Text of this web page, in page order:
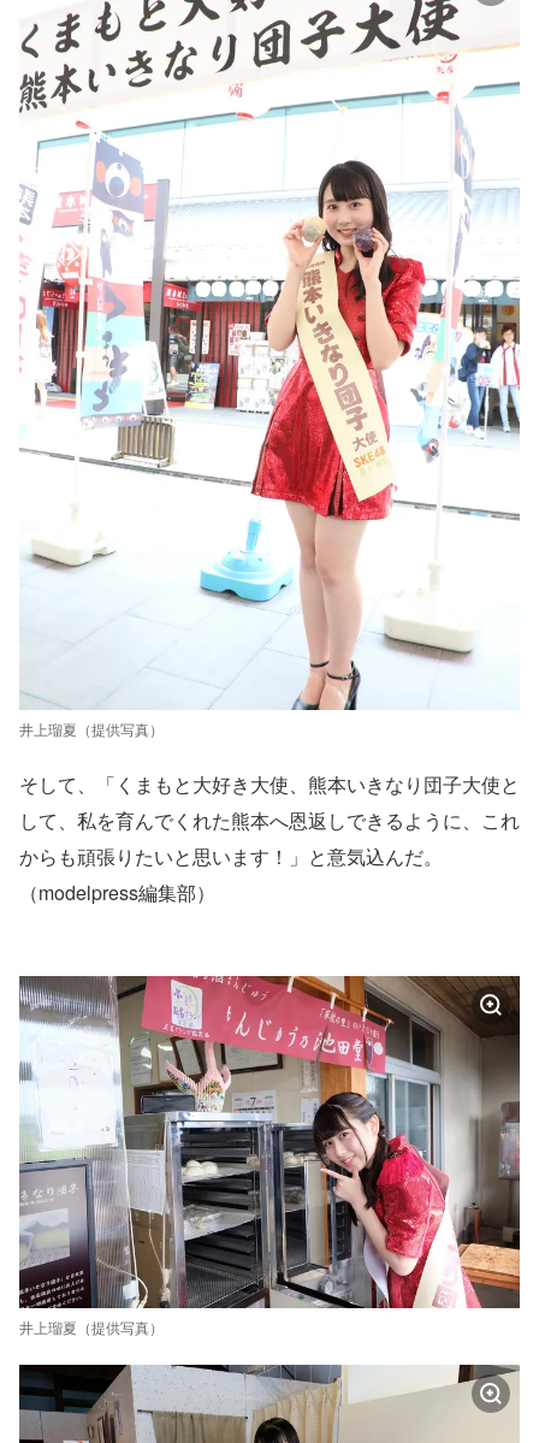
井上瑠夏（提供写真）
そして、「くまもと大好き大使、熊本いきなり団子大使と
して、私を育んでくれた熊本へ恩返しできるように、これ
からも頑張りたいと思います！」と意気込んだ。
（modelpress編集部）
井上瑠夏（提供写真）